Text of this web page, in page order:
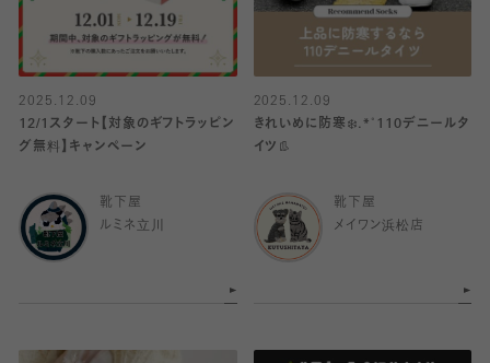
2025.12.09
12/1スタート【対象のギフトラッピン
グ無料】キャンペーン
靴下屋
ルミネ立川
2025.12.09
きれいめに防寒❄️.*˚110デニールタ
イツ👢
靴下屋
メイワン浜松店